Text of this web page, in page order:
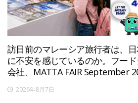
訪日前のマレーシア旅行者は、
に不安を感じているのか。フー
会社、MATTA FAIR September
2026年8月7日